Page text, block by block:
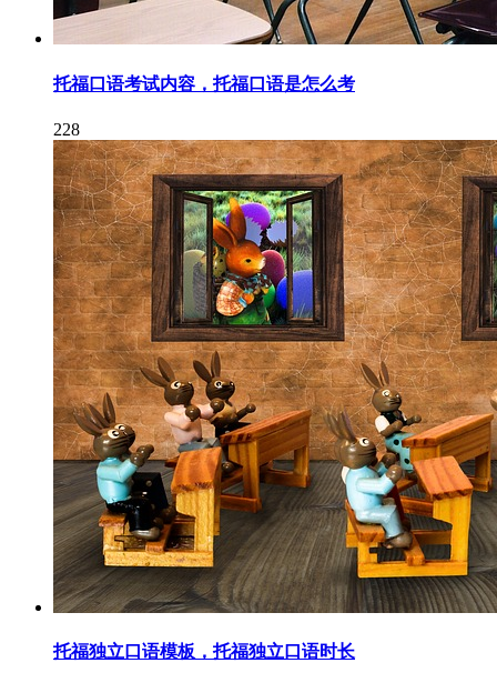
托福口语考试内容，托福口语是怎么考
228
托福独立口语模板，托福独立口语时长